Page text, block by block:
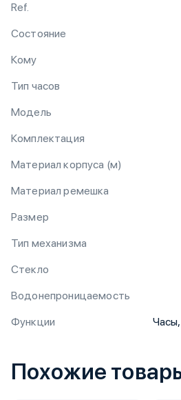
Ref.
Состояние
Кому
Тип часов
Модель
Комплектация
Материал корпуса (м)
Материал ремешка
Размер
Тип механизма
Стекло
Водонепроницаемость
Функции
Похожие